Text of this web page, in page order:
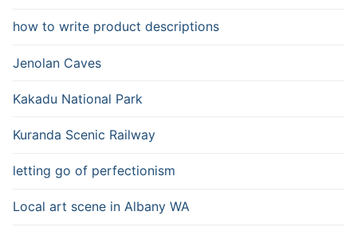
how to write product descriptions
Jenolan Caves
Kakadu National Park
Kuranda Scenic Railway
letting go of perfectionism
Local art scene in Albany WA